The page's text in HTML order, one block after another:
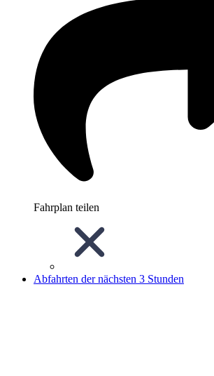
Fahrplan teilen
Abfahrten der nächsten 3 Stunden